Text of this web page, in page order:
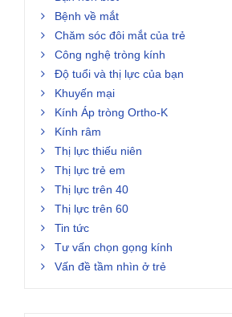
Bệnh về mắt
Chăm sóc đôi mắt của trẻ
Công nghệ tròng kính
Độ tuổi và thị lực của bạn
Khuyến mại
Kính Áp tròng Ortho-K
Kính râm
Thị lực thiếu niên
Thị lực trẻ em
Thị lực trên 40
Thị lực trên 60
Tin tức
Tư vấn chọn gọng kính
Vấn đề tầm nhìn ở trẻ